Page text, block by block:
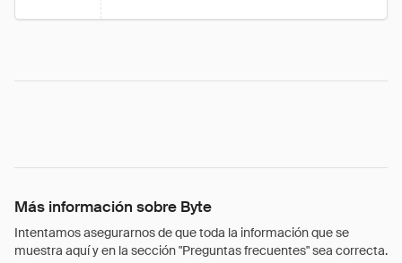
Más información sobre Byte
Intentamos asegurarnos de que toda la información que se
muestra aquí y en la sección "Preguntas frecuentes" sea correcta.